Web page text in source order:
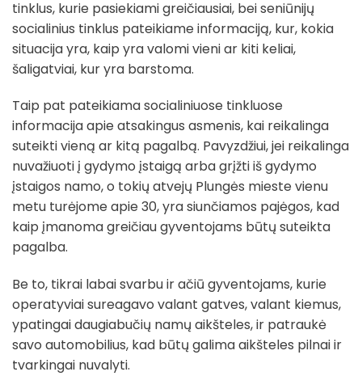
tinklus, kurie pasiekiami greičiausiai, bei seniūnijų
socialinius tinklus pateikiame informaciją, kur, kokia
situacija yra, kaip yra valomi vieni ar kiti keliai,
šaligatviai, kur yra barstoma.
Taip pat pateikiama socialiniuose tinkluose
informacija apie atsakingus asmenis, kai reikalinga
suteikti vieną ar kitą pagalbą. Pavyzdžiui, jei reikalinga
nuvažiuoti į gydymo įstaigą arba grįžti iš gydymo
įstaigos namo, o tokių atvejų Plungės mieste vienu
metu turėjome apie 30, yra siunčiamos pajėgos, kad
kaip įmanoma greičiau gyventojams būtų suteikta
pagalba.
Be to, tikrai labai svarbu ir ačiū gyventojams, kurie
operatyviai sureagavo valant gatves, valant kiemus,
ypatingai daugiabučių namų aikšteles, ir patraukė
savo automobilius, kad būtų galima aikšteles pilnai ir
tvarkingai nuvalyti.